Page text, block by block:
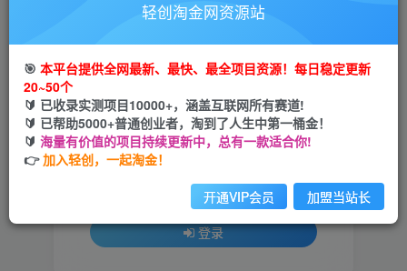
用户名或邮箱
登录密码
找回密码
登录
轻创淘金网资源站
🎯 本平台提供全网最新、最快、最全项目资源！每日稳定更新
20~50个
🔰 已收录实测项目10000+，涵盖互联网所有赛道!
🔰 已帮助5000+普通创业者，淘到了人生中第一桶金！
🔰 海量有价值的项目持续更新中，总有一款适合你!
👉加入轻创，一起淘金！
开通VIP会员 加盟当站长